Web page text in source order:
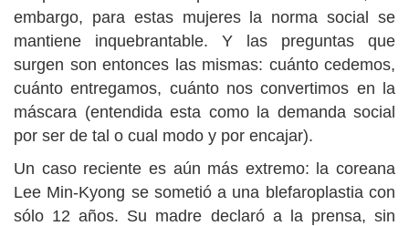
embargo, para estas mujeres la norma social se
mantiene inquebrantable. Y las preguntas que
surgen son entonces las mismas: cuánto cedemos,
cuánto entregamos, cuánto nos convertimos en la
máscara (entendida esta como la demanda social
por ser de tal o cual modo y por encajar).
Un caso reciente es aún más extremo: la coreana
Lee Min-Kyong se sometió a una blefaroplastia con
sólo 12 años. Su madre declaró a la prensa, sin